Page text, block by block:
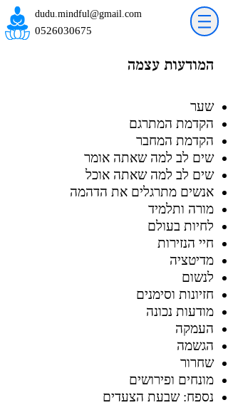
dudu.mindful@gmail.com
0526030675
המודעות עצמה
שער
הקדמת המתרגם
הקדמת המחבר
שים לב למה שאתה אומר
שים לב למה שאתה אוכל
אנשים מתרגלים את הדהמה
מורה ותלמיד
לחיות בעולם
חיי הנזירות
מדיטציה
לנשום
חזיונות וסימנים
מודעות נכונה
העמקה
הגשמה
שחרור
מונחים ופירושים
נספח: שבעת הצעדים